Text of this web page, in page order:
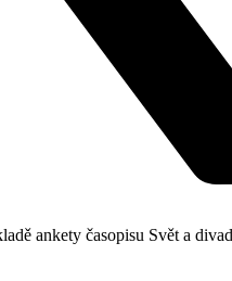
ankety časopisu Svět a